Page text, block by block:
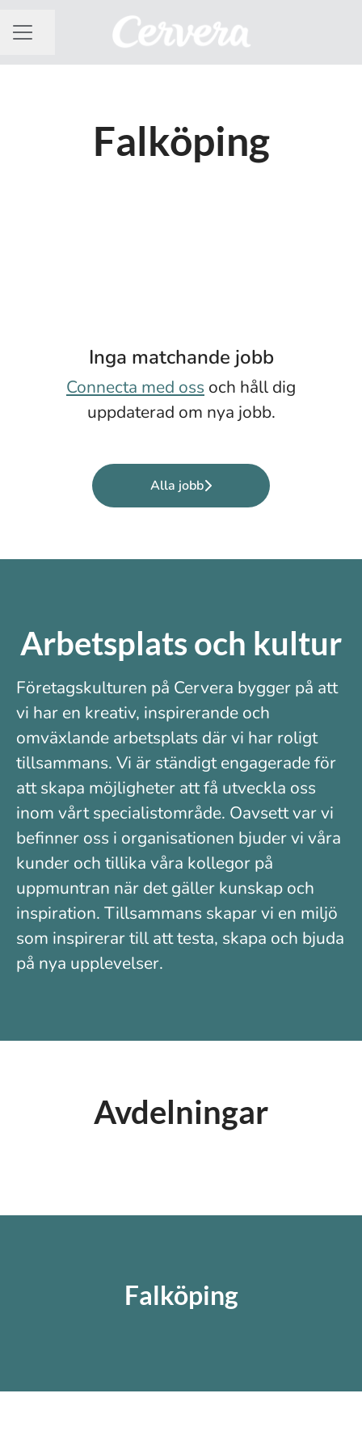
KARRIÄRMENY
Dela sidan
Falköping
Inga matchande jobb
Connecta med oss och håll dig
uppdaterad om nya jobb.
Alla jobb
Arbetsplats och kultur
Företagskulturen på Cervera bygger på att
vi har en kreativ, inspirerande och
omväxlande arbetsplats där vi har roligt
tillsammans. Vi är ständigt engagerade för
att skapa möjligheter att få utveckla oss
inom vårt specialistområde. Oavsett var vi
befinner oss i organisationen bjuder vi våra
kunder och tillika våra kollegor på
uppmuntran när det gäller kunskap och
inspiration. Tillsammans skapar vi en miljö
som inspirerar till att testa, skapa och bjuda
på nya upplevelser.
Avdelningar
Falköping